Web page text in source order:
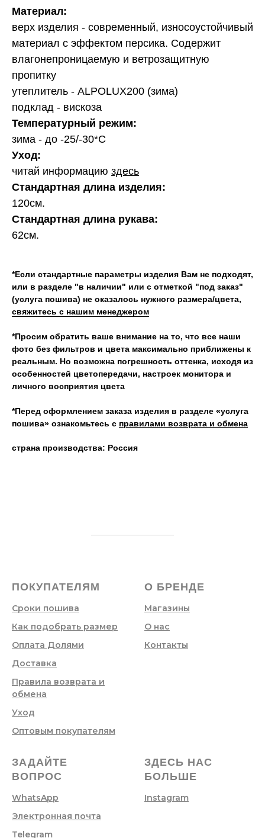
Материал:
верх изделия - современный, износоустойчивый
материал с эффектом персика. Содержит
влагонепроницаемую и ветрозащитную
пропитку
утеплитель - ALPOLUX200 (зима)
подклад - вискоза
Температурный режим:
зима - до -25/-30*C
Уход:
читай информацию здесь
Стандартная длина изделия:
120см.
Стандартная длина рукава:
62см.
*Если стандартные параметры изделия Вам не подходят,
или в разделе "в наличии" или с отметкой "под заказ"
(услуга пошива) не оказалось нужного размера/цвета,
свяжитесь с нашим менеджером
*Просим обратить ваше внимание на то, что все наши
фото без фильтров и цвета максимально приближены к
реальным. Но возможна погрешность оттенка, исходя из
особенностей цветопередачи, настроек монитора и
личного восприятия цвета
*Перед оформлением заказа изделия в разделе «услуга
пошива» ознакомьтесь с правилами возврата и обмена
страна производства: Россия
ПОКУПАТЕЛЯМ
Сроки пошива
Как подобрать размер
Оплата Долями
Доставка
Правила возврата и
обмена
Уход
Оптовым покупателям
О БРЕНДЕ
Магазины
О нас
Контакты
ЗАДАЙТЕ
ВОПРОС
WhatsApp
Электронная почта
Telegram
ЗДЕСЬ НАС
БОЛЬШЕ
Instagram